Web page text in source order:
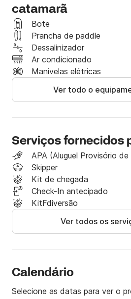
para tornar cada momento das
Contacte-nos para mais
Estamos esperando por você a
catamarã
Bote
Prancha de paddle
Dessalinizador
Ar condicionado
Manivelas elétricas
Ver todo o
Serviços fornecidos
APA (Aluguel Provisório
Skipper
Kit de chegada
Check-In antecipado
KitFdiversão
Ver todos os
Calendário
Selecione as datas para ver o